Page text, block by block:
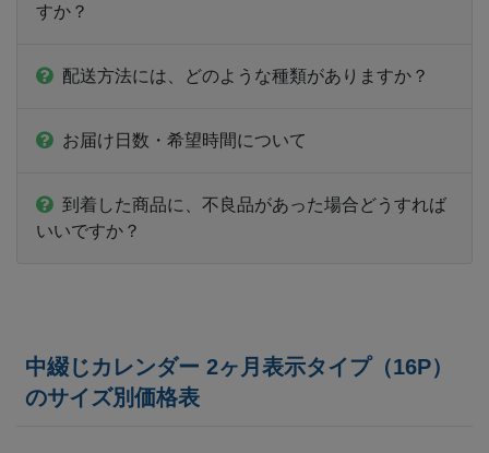
すか？
配送方法には、どのような種類がありますか？
お届け日数・希望時間について
到着した商品に、不良品があった場合どうすれば
いいですか？
中綴じカレンダー 2ヶ月表示タイプ（16P）
のサイズ別価格表